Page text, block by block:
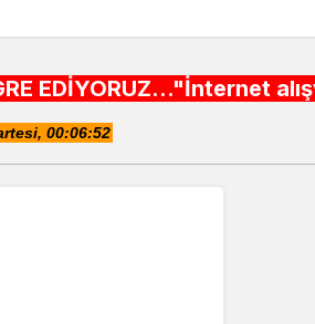
EDİYORUZ..."İnternet